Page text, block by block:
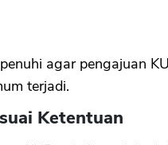
agar pengajuan
terjadi.
Ketentuan